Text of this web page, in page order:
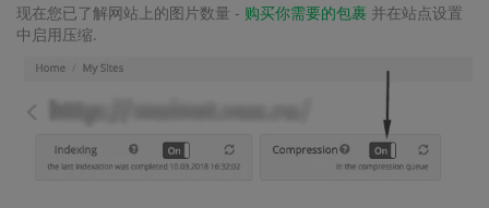
现在您已了解网站上的图片数量 - 购买你需要的包裹 并在站点设置
中启用压缩.